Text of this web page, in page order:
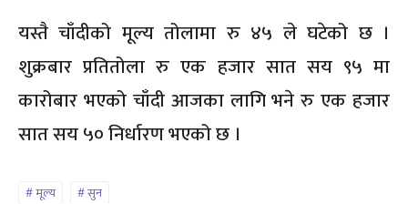
यस्तै चाँदीको मूल्य तोलामा रु ४५ ले घटेको छ ।
शुक्रबार प्रतितोला रु एक हजार सात सय ९५ मा
कारोबार भएको चाँदी आजका लागि भने रु एक हजार
सात सय ५० निर्धारण भएको छ ।
मूल्य सुन